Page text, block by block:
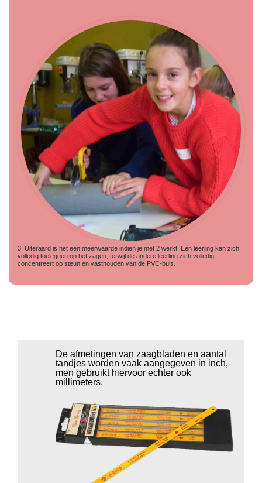
3. Uiteraard is het een meerwaarde indien je met 2 werkt. Eén leerling kan zich
volledig toeleggen op het zagen, terwijl de andere leerling zich volledig
concentreert op steun en vasthouden van de PVC-buis.
De afmetingen van zaagbladen en aantal
tandjes worden vaak aangegeven in inch,
men gebruikt hiervoor echter ook
millimeters.